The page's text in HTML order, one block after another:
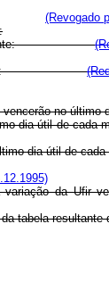
(Revogado
o seguinte:
no último
no último
no último
da Ufir
tabela